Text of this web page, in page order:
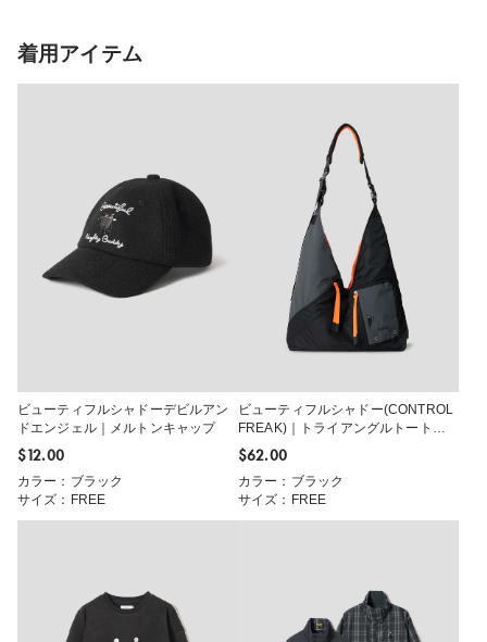
着用アイテム
ビューティフルシャドーデビルアン
ドエンジェル｜メルトンキャップ
$‌12.00
カラー：ブラック
サイズ：FREE
ビューティフルシャドー(CONTROL
FREAK)｜トライアングルトートバ
ッグ
$‌62.00
カラー：ブラック
サイズ：FREE